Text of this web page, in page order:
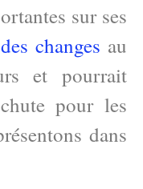
sur ses
changes au
et pourrait
pour les
dans